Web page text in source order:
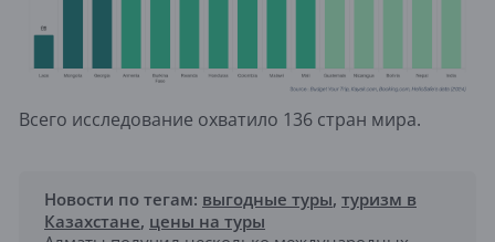
Всего исследование охватило 136 стран мира.
Новости по тегам: выгодные туры, туризм в
Казахстане, цены на туры